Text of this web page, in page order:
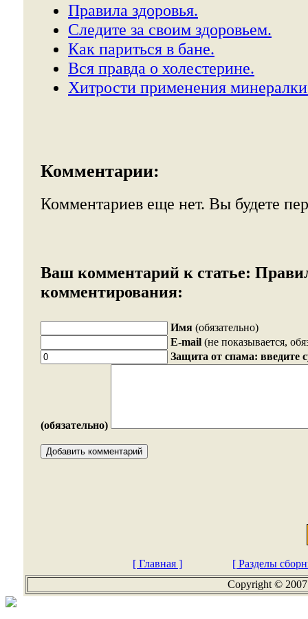
Правила здоровья.
Следите за своим здоровьем.
Как париться в бане.
Вся правда о холестерине.
Хитрости применения
Комментарии:
Комментариев еще нет. Вы будете
Ваш комментарий к статье:
комментирования:
Имя (обязательно)
E-mail (не показывается,
Защита от спама: введите
(обязательно)
[ Главная ]
[ Разделы
Copyright ©